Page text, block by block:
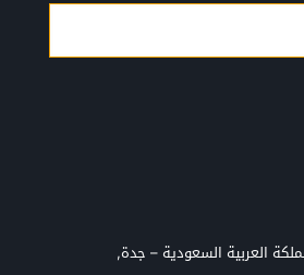
العربية السعودية – جدة,